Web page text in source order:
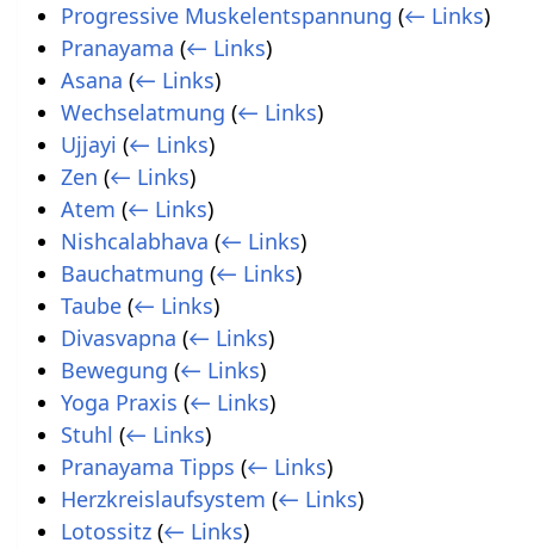
Progressive Muskelentspannung (← Links)
Pranayama (← Links)
Asana (← Links)
Wechselatmung (← Links)
Ujjayi (← Links)
Zen (← Links)
Atem (← Links)
Nishcalabhava (← Links)
Bauchatmung (← Links)
Taube (← Links)
Divasvapna (← Links)
Bewegung (← Links)
Yoga Praxis (← Links)
Stuhl (← Links)
Pranayama Tipps (← Links)
Herzkreislaufsystem (← Links)
Lotossitz (← Links)